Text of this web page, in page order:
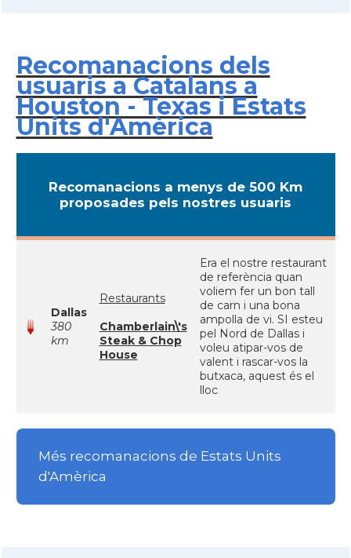
Recomanacions dels
usuaris a Catalans a
Houston - Texas i Estats
Units d'Amèrica
Recomanacions a menys de 500 Km
proposades pels nostres usuaris
Dallas
380
km
Restaurants
Chamberlain\'s
Steak & Chop
House
Era el nostre restaurant
de referència quan
voliem fer un bon tall
de carn i una bona
ampolla de vi. SI esteu
pel Nord de Dallas i
voleu atipar-vos de
valent i rascar-vos la
butxaca, aquest és el
lloc
Més recomanacions de Estats Units
d'Amèrica